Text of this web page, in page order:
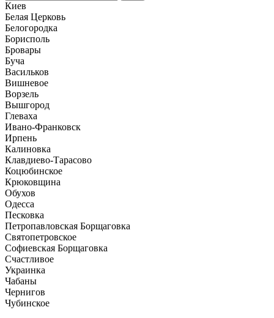
Киев
Белая Церковь
Белогородка
Борисполь
Бровары
Буча
Васильков
Вишневое
Ворзель
Вышгород
Глеваха
Ивано-Франковск
Ирпень
Калиновка
Клавдиево-Тарасово
Коцюбинское
Крюковщина
Обухов
Одесса
Песковка
Петропавловская Борщаговка
Святопетровское
Софиевская Борщаговка
Счастливое
Украинка
Чабаны
Чернигов
Чубинское